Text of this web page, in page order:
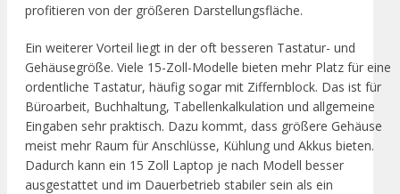
profitieren von der größeren Darstellungsfläche.
Ein weiterer Vorteil liegt in der oft besseren Tastatur- und
Gehäusegröße. Viele 15-Zoll-Modelle bieten mehr Platz für eine
ordentliche Tastatur, häufig sogar mit Ziffernblock. Das ist für
Büroarbeit, Buchhaltung, Tabellenkalkulation und allgemeine
Eingaben sehr praktisch. Dazu kommt, dass größere Gehäuse
meist mehr Raum für Anschlüsse, Kühlung und Akkus bieten.
Dadurch kann ein 15 Zoll Laptop je nach Modell besser
ausgestattet und im Dauerbetrieb stabiler sein als ein